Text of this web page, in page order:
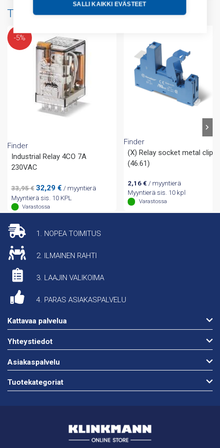
SALLI KAIKKI EVÄSTEET
Tuotteita samalta valmistajalta
-5%
Finder
Industrial Relay 4CO 7A
230VAC
33,95€ Alkuperäinen
hinta
oli:
33,95 €.
32,29 €Nykyinen
hinta
32,29 €.
/ myyntierä
Myyntierä sis. 10 KPL
Varastossa
Finder
(X) Relay socket metal clip
(46.61)
2,16 € / myyntierä
Myyntierä sis. 10 kpl
Varastossa
1. NOPEA TOIMITUS
2. ILMAINEN RAHTI
3. LAAJIN VALIKOIMA
4. PARAS ASIAKASPALVELU
Kattavaa palvelua
Yhteystiedot
Asiakaspalvelu
Tuotekategoriat